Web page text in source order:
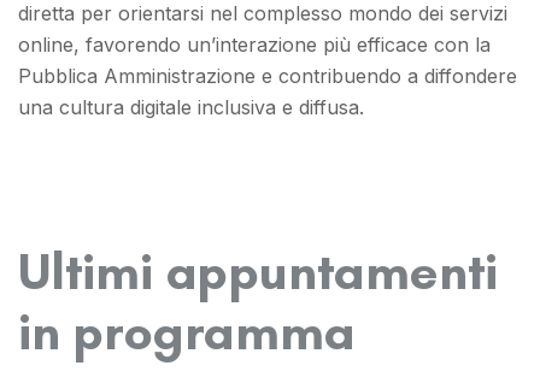
diretta per orientarsi nel complesso mondo dei servizi
online, favorendo un’interazione più efficace con la
Pubblica Amministrazione e contribuendo a diffondere
una cultura digitale inclusiva e diffusa.
Ultimi appuntamenti
in programma